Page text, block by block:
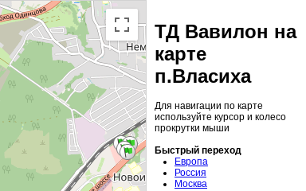
ТД Вавилон на
карте
п.Власиха
Для навигации по карте
используйте курсор и колесо
прокрутки мыши
Быстрый переход
Европа
Россия
Москва